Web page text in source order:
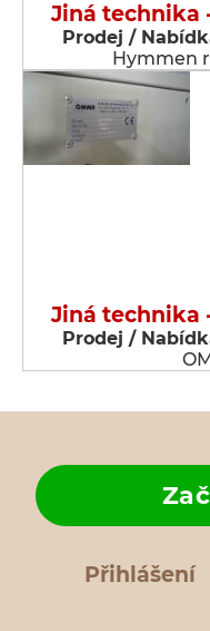
Jiná technika
Prodej /
Hymmen
Jiná technika
Prodej /
Přihlášení